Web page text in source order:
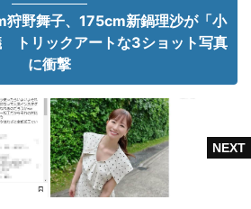
狩野舞子、175cm新鍋理沙が「小
トリックアートな3ショット写真
に衝撃